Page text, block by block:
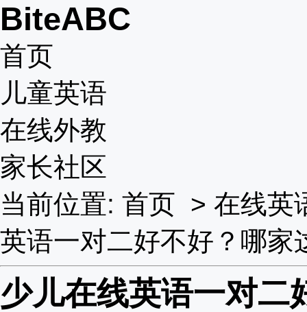
BiteABC
首页
儿童英语
在线外教
家长社区
当前位置: 首页 > 在线英
英语一对二好不好？哪家
少儿在线英语一对二